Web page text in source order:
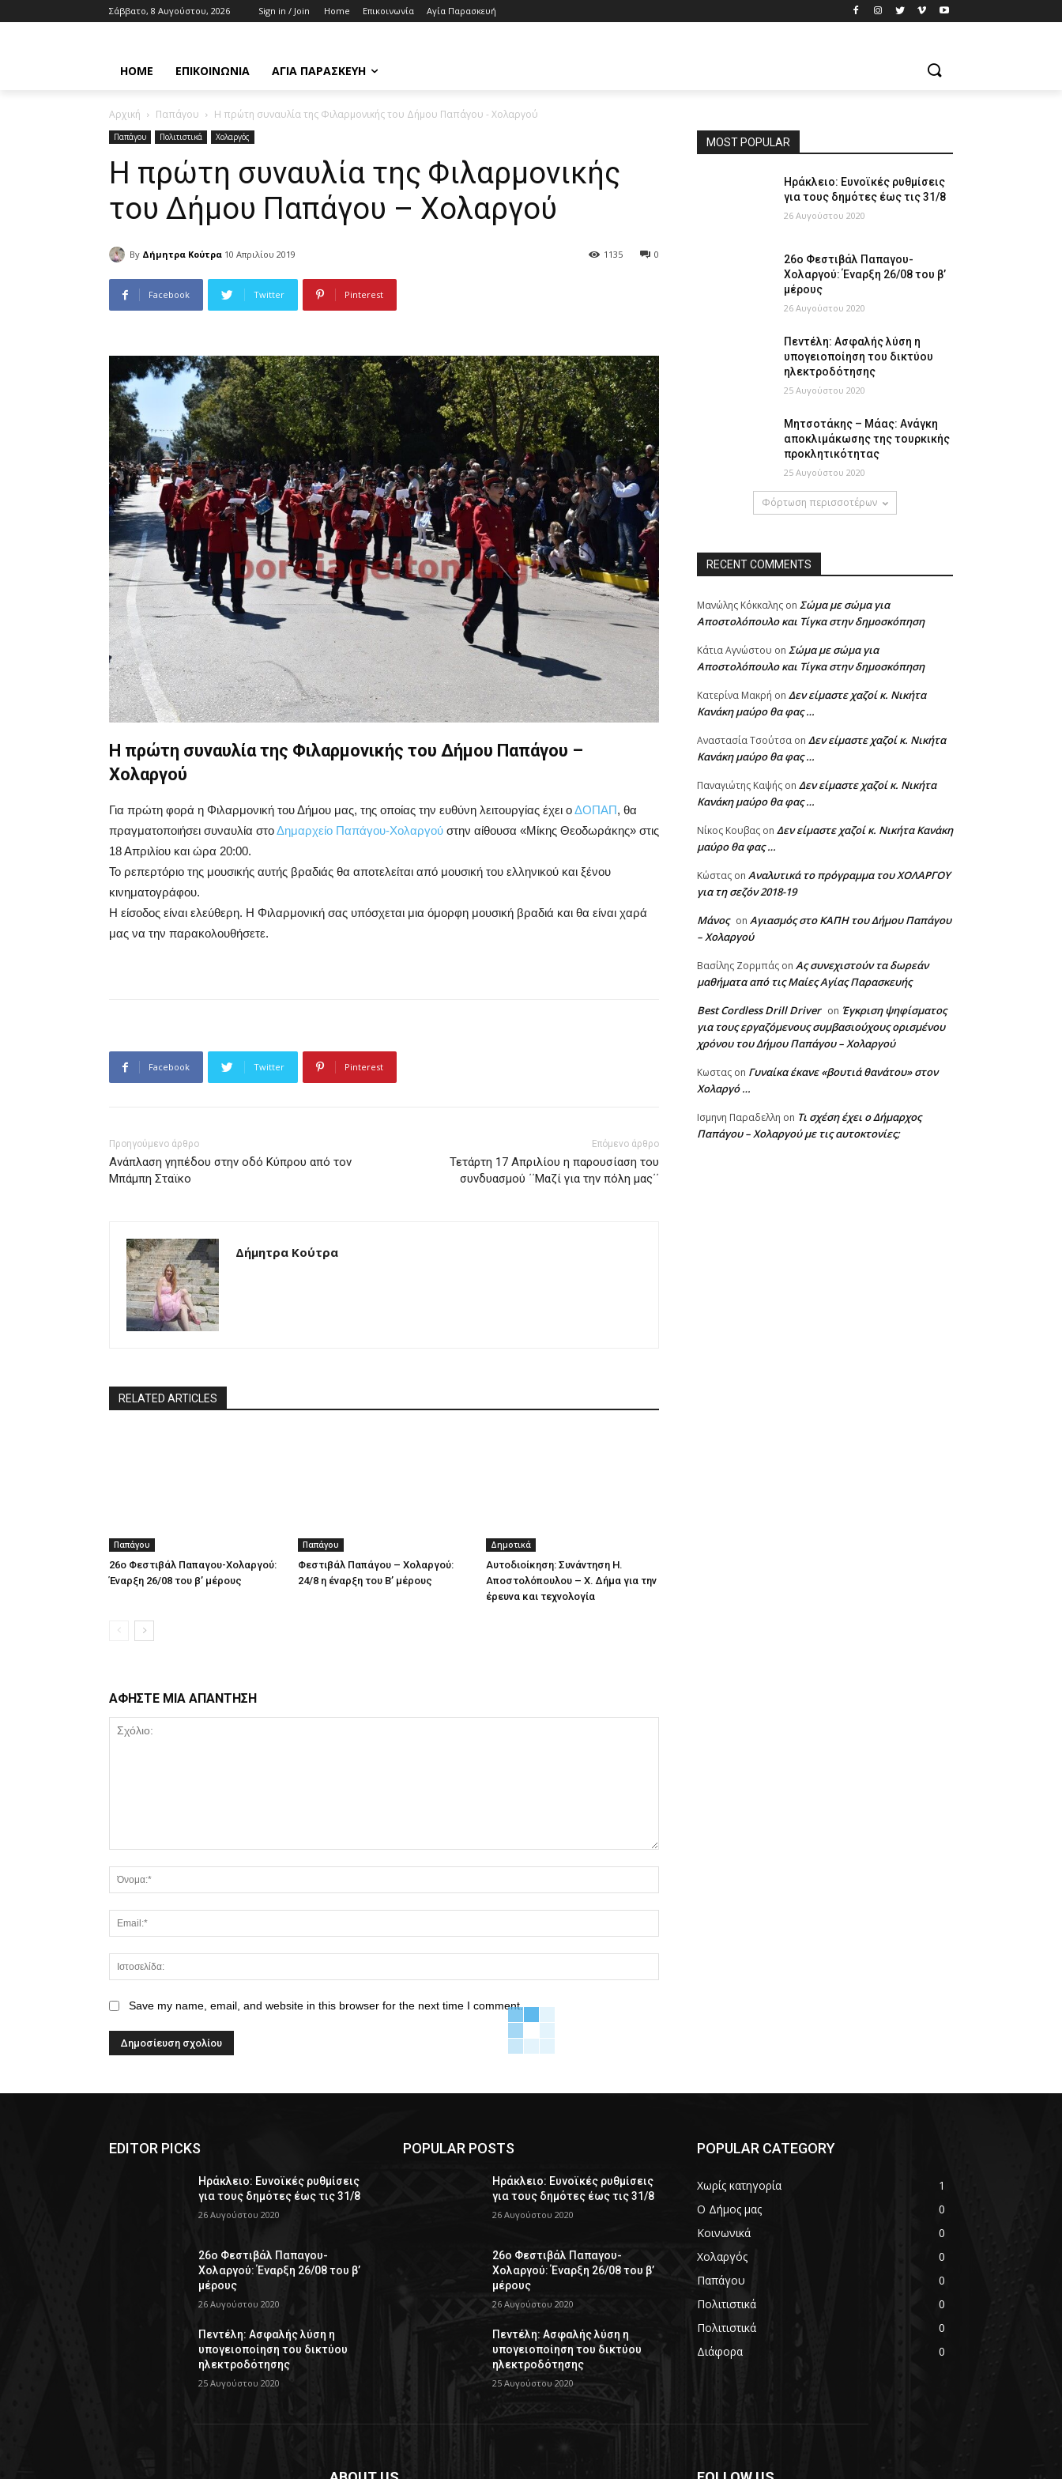
Σάββατο, 8 Αυγούστου, 2026 Sign in / Join Home Επικοινωνία Αγία Παρασκευή
HOME ΕΠΙΚΟΙΝΩΝΊΑ ΑΓΊΑ ΠΑΡΑΣΚΕΥΉ
Αρχική Παπάγου Η πρώτη συναυλία της Φιλαρμονικής του Δήμου Παπάγου - Χολαργού
Παπάγου Πολιτιστικά Χολαργός
Η πρώτη συναυλία της Φιλαρμονικής
του Δήμου Παπάγου – Χολαργού
By Δήμητρα Κούτρα 10 Απριλίου 2019 0
1135
Facebook Twitter Pinterest
Η πρώτη συναυλία της Φιλαρμονικής του Δήμου Παπάγου –
Χολαργού
Για πρώτη φορά η Φιλαρμονική του Δήμου μας, της οποίας την ευθύνη λειτουργίας έχει οΔΟΠΑΠ, θα
πραγματοποιήσει συναυλία στοΔημαρχείο Παπάγου-Χολαργού στην αίθουσα «Μίκης Θεοδωράκης» στις
18 Απριλίου και ώρα 20:00.
Το ρεπερτόριο της μουσικής αυτής βραδιάς θα αποτελείται από μουσική του ελληνικού και ξένου
κινηματογράφου.
Η είσοδος είναι ελεύθερη. Η Φιλαρμονική σας υπόσχεται μια όμορφη μουσική βραδιά και θα είναι χαρά
μας να την παρακολουθήσετε.
Facebook Twitter Pinterest
Προηγούμενο άρθρο
Ανάπλαση γηπέδου στην οδό Κύπρου από τον
Μπάμπη Σταϊκο
Επόμενο άρθρο
Τετάρτη 17 Απριλίου η παρουσίαση του
συνδυασμού ΄΄Μαζί για την πόλη μας΄΄
Δήμητρα Κούτρα
RELATED ARTICLES
Παπάγου
26ο Φεστιβάλ Παπαγου-Χολαργού:
Έναρξη 26/08 του β’ μέρους
Παπάγου
Φεστιβάλ Παπάγου – Χολαργού:
24/8 η έναρξη του Β’ μέρους
Δημοτικά
Αυτοδιοίκηση: Συνάντηση Η.
Αποστολόπουλου – Χ. Δήμα για την
έρευνα και τεχνολογία
ΑΦΗΣΤΕ ΜΙΑ ΑΠΑΝΤΗΣΗ
Save my name, email, and website in this browser for the next time I comment.
MOST POPULAR
Ηράκλειο: Ευνοϊκές ρυθμίσεις
για τους δημότες έως τις 31/8
26 Αυγούστου 2020
26ο Φεστιβάλ Παπαγου-
Χολαργού: Έναρξη 26/08 του β’
μέρους
26 Αυγούστου 2020
Πεντέλη: Ασφαλής λύση η
υπογειοποίηση του δικτύου
ηλεκτροδότησης
25 Αυγούστου 2020
Μητσοτάκης – Μάας: Ανάγκη
αποκλιμάκωσης της τουρκικής
προκλητικότητας
25 Αυγούστου 2020
Φόρτωση περισσοτέρων
RECENT COMMENTS
Μανώλης Κόκκαλης on Σώμα με σώμα για
Αποστολόπουλο και Τίγκα στην δημοσκόπηση
Κάτια Αγνώστου on Σώμα με σώμα για
Αποστολόπουλο και Τίγκα στην δημοσκόπηση
Κατερίνα Μακρή on Δεν είμαστε χαζοί κ. Νικήτα
Κανάκη μαύρο θα φας …
Αναστασία Τσούτσα on Δεν είμαστε χαζοί κ. Νικήτα
Κανάκη μαύρο θα φας …
Παναγιώτης Καψής on Δεν είμαστε χαζοί κ. Νικήτα
Κανάκη μαύρο θα φας …
Νίκος Κουβας on Δεν είμαστε χαζοί κ. Νικήτα Κανάκη
μαύρο θα φας …
Κώστας on Αναλυτικά το πρόγραμμα του ΧΟΛΑΡΓΟΥ
για τη σεζόν 2018-19
Mάνος on Αγιασμός στο ΚΑΠΗ του Δήμου Παπάγου
– Χολαργού
Βασίλης Ζορμπάς on Ας συνεχιστούν τα δωρεάν
μαθήματα από τις Μαίες Αγίας Παρασκευής
Best Cordless Drill Driver on Έγκριση ψηφίσματος
για τους εργαζόμενους συμβασιούχους ορισμένου
χρόνου του Δήμου Παπάγου – Χολαργού
Κωστας on Γυναίκα έκανε «βουτιά θανάτου» στον
Χολαργό …
Ισμηνη Παραδελλη on Τι σχέση έχει ο Δήμαρχος
Παπάγου – Χολαργού με τις αυτοκτονίες;
EDITOR PICKS
Ηράκλειο: Ευνοϊκές ρυθμίσεις
για τους δημότες έως τις 31/8
26 Αυγούστου 2020
26ο Φεστιβάλ Παπαγου-
Χολαργού: Έναρξη 26/08 του β’
μέρους
26 Αυγούστου 2020
Πεντέλη: Ασφαλής λύση η
υπογειοποίηση του δικτύου
ηλεκτροδότησης
25 Αυγούστου 2020
POPULAR POSTS
Ηράκλειο: Ευνοϊκές ρυθμίσεις
για τους δημότες έως τις 31/8
26 Αυγούστου 2020
26ο Φεστιβάλ Παπαγου-
Χολαργού: Έναρξη 26/08 του β’
μέρους
26 Αυγούστου 2020
Πεντέλη: Ασφαλής λύση η
υπογειοποίηση του δικτύου
ηλεκτροδότησης
25 Αυγούστου 2020
POPULAR CATEGORY
Χωρίς κατηγορία
1
Ο Δήμος μας
0
Κοινωνικά
0
Χολαργός
0
Παπάγου
0
Πολιτιστικά
0
Πολιτιστικά
0
Διάφορα
0